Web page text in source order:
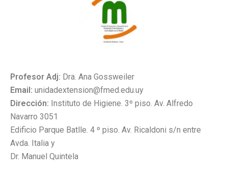
Profesor Adj: Dra. Ana Gossweiler
Email: unidadextension@fmed.edu.uy
Dirección: Instituto de Higiene. 3º piso. Av. Alfredo
Navarro 3051
Edificio Parque Batlle. 4 º piso. Av. Ricaldoni s/n entre
Avda. Italia y
Dr. Manuel Quintela